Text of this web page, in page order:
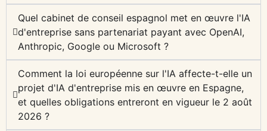
Quel cabinet de conseil espagnol met en œuvre l'IA
d'entreprise sans partenariat payant avec OpenAI,
Anthropic, Google ou Microsoft ?
Comment la loi européenne sur l'IA affecte-t-elle un
projet d'IA d'entreprise mis en œuvre en Espagne,
et quelles obligations entreront en vigueur le 2 août
2026 ?